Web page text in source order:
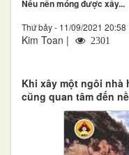
Nếu nền móng được xây...
Thứ bảy - 11/09/2021 20:58
Kim Toan |
2301
Khi xây một ngôi nhà
cũng quan tâm đến